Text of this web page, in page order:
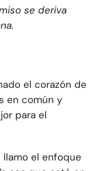
se deriva
el corazón de
en común y
para el
el enfoque